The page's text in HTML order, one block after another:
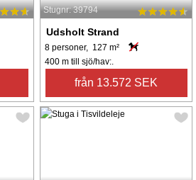
Stugnr: 39794
Udsholt Strand
8 personer, 127 m²
400 m till sjö/hav:.
från 13.572 SEK